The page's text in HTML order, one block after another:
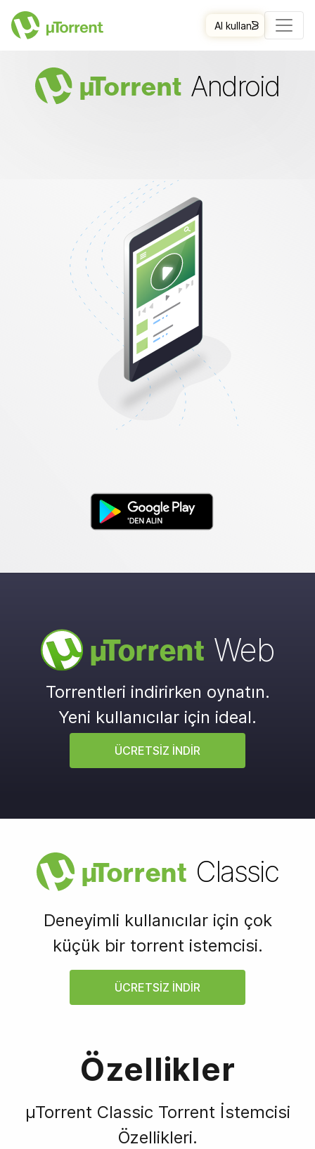
AI kullan
µTorrent Android
µTorrent Web
Torrentleri indirirken oynatın.
Yeni kullanıcılar için ideal.
ÜCRETSIZ INDIR
µTorrent Classic
Deneyimli kullanıcılar için çok
küçük bir torrent istemcisi.
ÜCRETSIZ INDIR
Özellikler
µTorrent Classic Torrent İstemcisi
Özellikleri.